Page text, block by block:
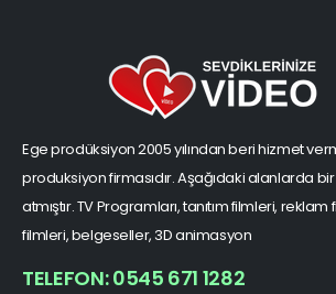
Ege prodüksiyon 2005 yılından beri hizmet
produksiyon firmasıdır. Aşağıdaki alanlarda
atmıştır. TV Programları, tanıtım filmleri,
filmleri, belgeseller, 3D animasyon
TELEFON: 0545 671 1282